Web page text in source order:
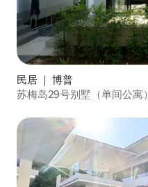
民居 ｜ 博普
苏梅岛29号别墅（单间公寓）